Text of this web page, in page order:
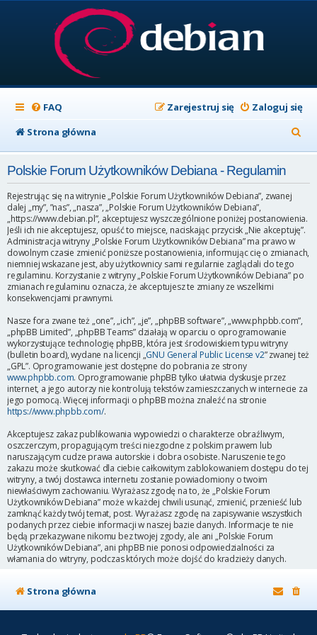
FAQ Zaloguj się
Zarejestruj się
Strona główna
z
j
Polskie Forum Użytkowników Debiana - Regulamin
Rejestrując się na witrynie „Polskie Forum Użytkowników Debiana”, zwanej
dalej „my”, ”nas”, „nasza”, „Polskie Forum Użytkowników Debiana”,
„https://www.debian.pl”, akceptujesz wyszczególnione poniżej postanowienia.
Jeśli ich nie akceptujesz, opuść to miejsce, naciskając przycisk „Nie akceptuję”.
Administracja witryny „Polskie Forum Użytkowników Debiana” ma prawo w
dowolnym czasie zmienić poniższe postanowienia, informując cię o zmianach,
niemniej wskazane jest, aby użytkownicy sami regularnie zaglądali do tego
regulaminu. Korzystanie z witryny „Polskie Forum Użytkowników Debiana” po
zmianach regulaminu oznacza, że akceptujesz te zmiany ze wszelkimi
konsekwencjami prawnymi.
Nasze fora zwane też „one”, „ich”, „je”, „phpBB software”, „www.phpbb.com”,
„phpBB Limited”, „phpBB Teams” działają w oparciu o oprogramowanie
wykorzystujące technologię phpBB, która jest środowiskiem typu witryny
(bulletin board), wydane na licencji „GNU General Public License v2” zwanej też
„GPL”. Oprogramowanie jest dostępne do pobrania ze strony
www.phpbb.com. Oprogramowanie phpBB tylko ułatwia dyskusje przez
internet, a jego autorzy nie kontrolują tekstów zamieszczanych w internecie za
jego pomocą. Więcej informacji o phpBB można znaleźć na stronie
https://www.phpbb.com/.
Akceptujesz zakaz publikowania wypowiedzi o charakterze obraźliwym,
oszczerczym, propagującym treści niezgodne z polskim prawem lub
naruszającym cudze prawa autorskie i dobra osobiste. Naruszenie tego
zakazu może skutkować dla ciebie całkowitym zablokowaniem dostępu do tej
witryny, a twój dostawca internetu zostanie powiadomiony o twoim
niewłaściwym zachowaniu. Wyrażasz zgodę na to, że „Polskie Forum
Użytkowników Debiana” może w każdej chwili usunąć, zmienić, przenieść lub
zamknąć każdy twój temat, post. Wyrażasz zgodę na zapisywanie wszystkich
podanych przez ciebie informacji w naszej bazie danych. Informacje te nie
będą przekazywane nikomu bez twojej zgody, ale ani „Polskie Forum
Użytkowników Debiana”, ani phpBB nie ponosi odpowiedzialności za
włamania do witryny, podczas których może dojść do kradzieży danych.
Strona główna